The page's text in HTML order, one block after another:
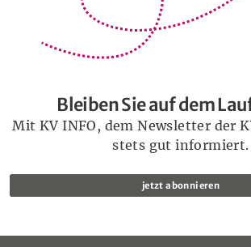
Bleiben Sie auf dem
Mit KV INFO, dem Newsletter der
stets gut informiert.
jetzt abonnieren